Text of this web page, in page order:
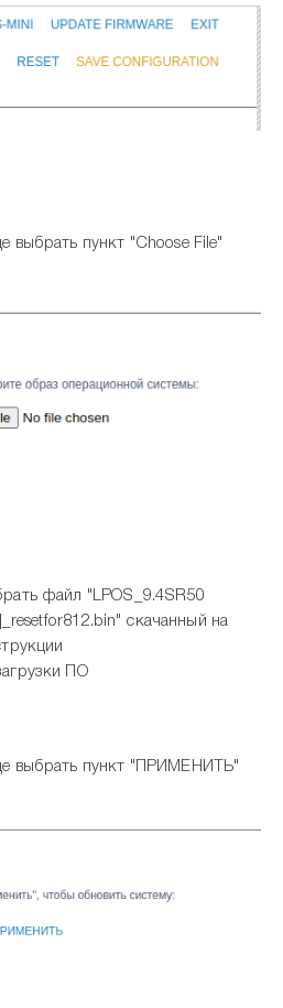
выбрать пункт "Choose File"
файл "LPOS_9.4SR50
скачанный на
ПО
выбрать пункт "ПРИМЕНИТЬ"